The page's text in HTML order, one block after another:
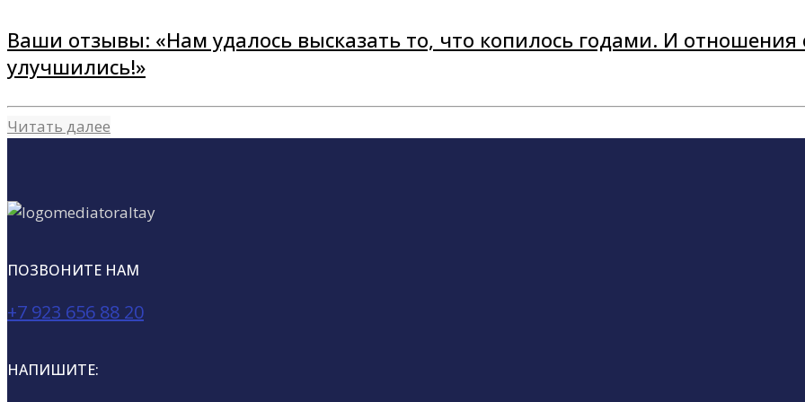
Ваши отзывы: «Нам удалось высказать то, что копилось годами. И отношения
улучшились!»
Читать далее
ПОЗВОНИТЕ НАМ
+7 923 656 88 20
НАПИШИТЕ: